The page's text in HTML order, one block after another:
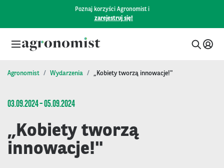
Poznaj korzyści Agronomist i
zarejestruj się!
Agronomist Wydarzenia „Kobiety tworzą innowacje!"
03.09.2024 – 05.09.2024
„Kobiety tworzą
innowacje!"